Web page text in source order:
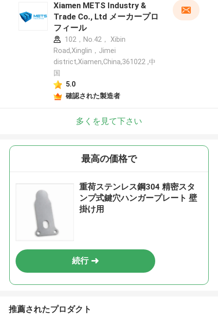
Xiamen METS Industry &
Trade Co., Ltd メーカープロ
フィール
102，No.42， Xibin
Road,Xinglin，Jimei
district,Xiamen,China,361022 ,中
国
5.0
確認された製造者
多くを見て下さい
最高の価格で
重荷ステンレス鋼304 精密スタ
ンプ式鍵穴ハンガープレート 壁
掛け用
続行
推薦されたプロダクト